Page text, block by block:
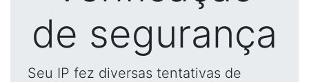
de segurança
Seu IP fez diversas tentativas de